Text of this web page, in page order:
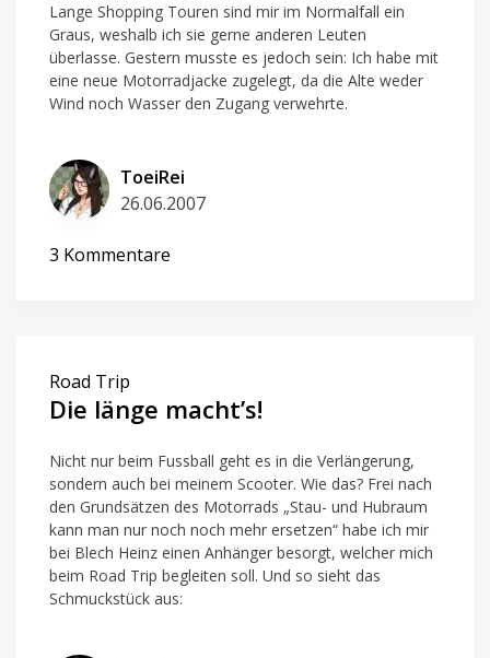
Lange Shopping Touren sind mir im Normalfall ein
Graus, weshalb ich sie gerne anderen Leuten
überlasse. Gestern musste es jedoch sein: Ich habe mit
eine neue Motorradjacke zugelegt, da die Alte weder
Wind noch Wasser den Zugang verwehrte.
ToeiRei
26.06.2007
3 Kommentare
Road Trip
Die länge macht’s!
Nicht nur beim Fussball geht es in die Verlängerung,
sondern auch bei meinem Scooter. Wie das? Frei nach
den Grundsätzen des Motorrads „Stau- und Hubraum
kann man nur noch noch mehr ersetzen“ habe ich mir
bei Blech Heinz einen Anhänger besorgt, welcher mich
beim Road Trip begleiten soll. Und so sieht das
Schmuckstück aus: